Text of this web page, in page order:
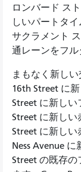
ロンバード ス
しいパートタ
サクラメント
通レーンをフル
まもなく新し
16th Street に
Street に新しい
Street に新しい
Street に新しい
Ness Avenue
Street の既存